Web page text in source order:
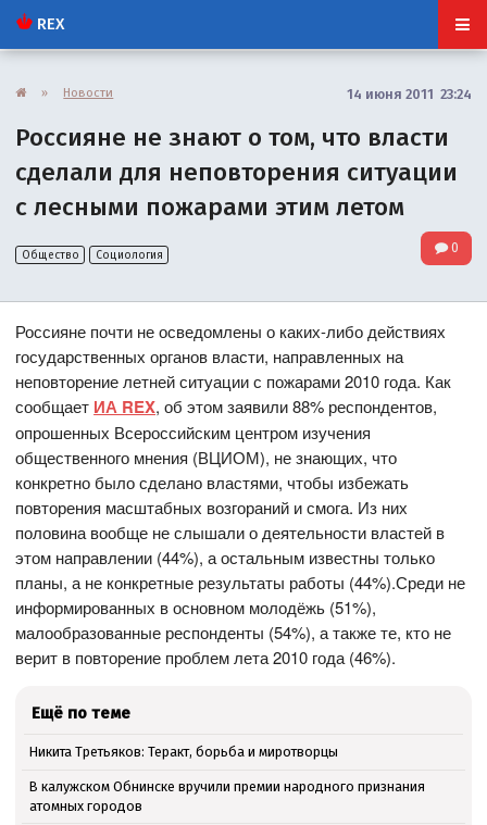
REX
» Новости 14 июня 2011 23:24
Россияне не знают о том, что власти
сделали для неповторения ситуации
с лесными пожарами этим летом
Общество Социология 0
Россияне почти не осведомлены о каких-либо действиях
государственных органов власти, направленных на
неповторение летней ситуации с пожарами 2010 года. Как
сообщает ИА REX, об этом заявили 88% респондентов,
опрошенных Всероссийским центром изучения
общественного мнения (ВЦИОМ), не знающих, что
конкретно было сделано властями, чтобы избежать
повторения масштабных возгораний и смога. Из них
половина вообще не слышали о деятельности властей в
этом направлении (44%), а остальным известны только
планы, а не конкретные результаты работы (44%).Среди не
информированных в основном молодёжь (51%),
малообразованные респонденты (54%), а также те, кто не
верит в повторение проблем лета 2010 года (46%).
Ещё по теме
Никита Третьяков: Теракт, борьба и миротворцы
В калужском Обнинске вручили премии народного признания
атомных городов